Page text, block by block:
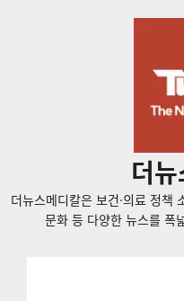
더
더뉴스메디칼은 보건·의료 정책
문화 등 다양한 뉴스를 폭